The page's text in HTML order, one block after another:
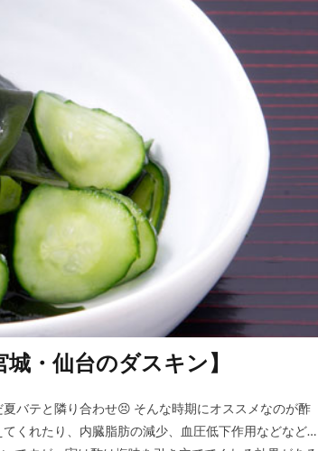
・仙台のダスキン】
バテと隣り合わせ😣 そんな時期にオススメなのが酢
くれたり、内臓脂肪の減少、血圧低下作用などなど…